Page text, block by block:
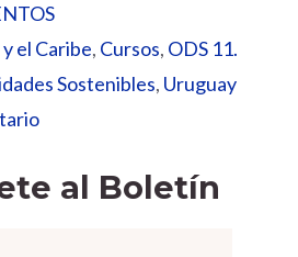
el Caribe, Cursos, ODS 11.
Sostenibles, Uruguay
al Boletín